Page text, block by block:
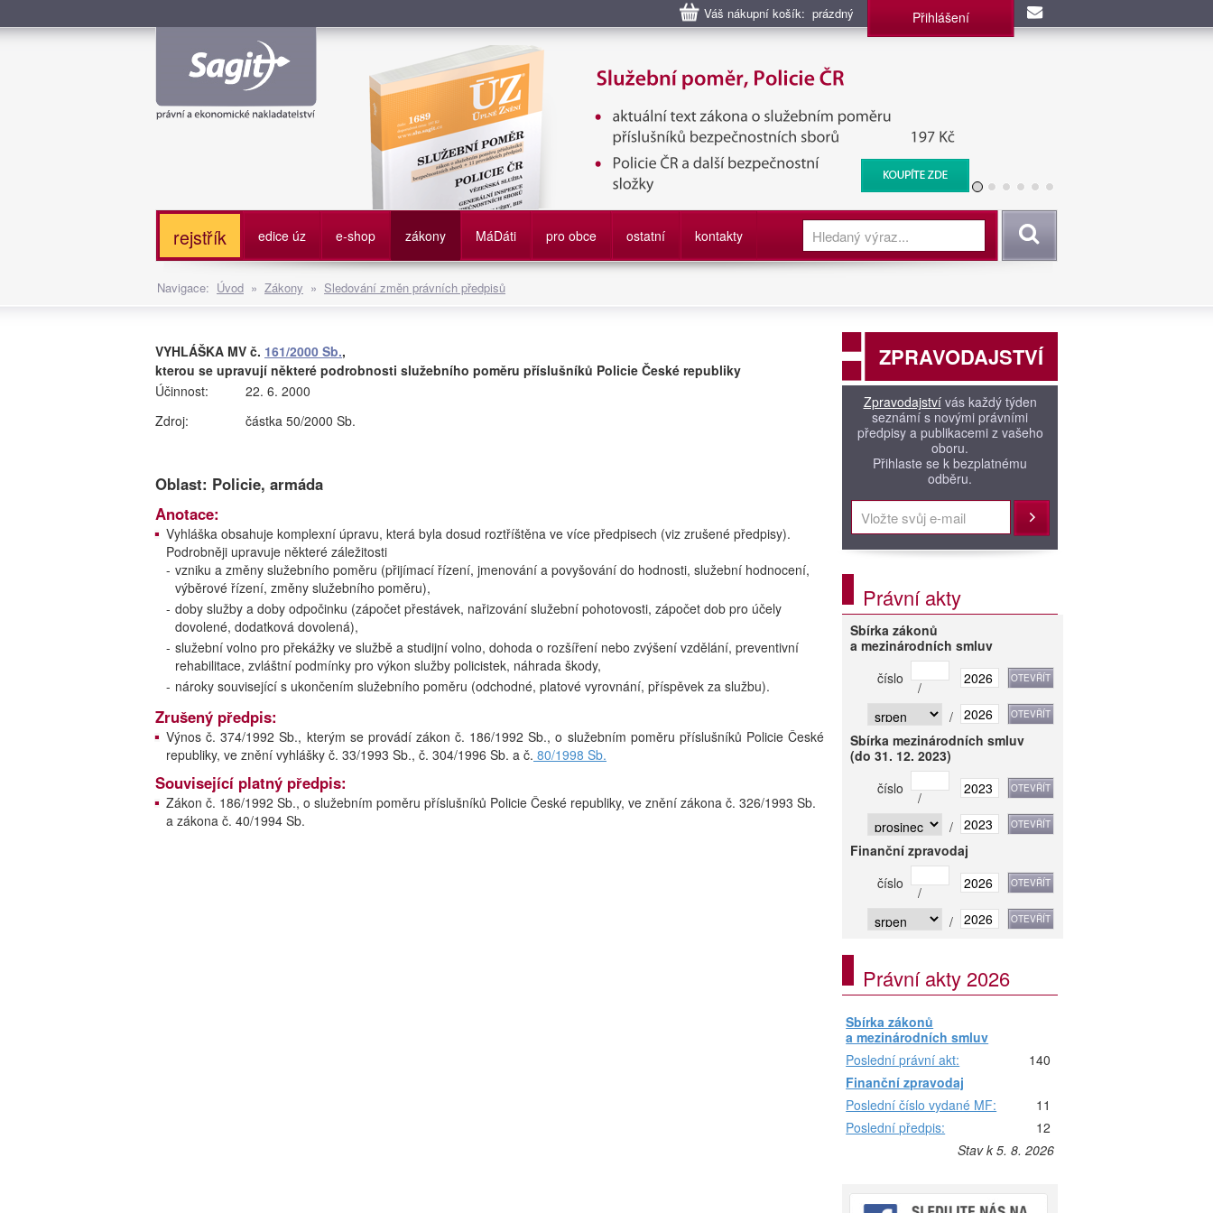
Váš nákupní košík: prázdný Přihlášení
Služební poměr příslušníků bezpečnostních sborů, Policie ČR, Vězeňská služba, BIS, Zpravodajské
služby
rejstřík edice úz e-shop zákony MáDáti pro obce ostatní kontakty Vyhledat
Navigace: Úvod » Zákony » Sledování změn právních předpisů
VYHLÁŠKA MV č. 161/2000 Sb.,
kterou se upravují některé podrobnosti služebního poměru příslušníků Policie České republiky
Účinnost:
22. 6. 2000
Zdroj:
částka 50/2000 Sb.
Oblast: Policie, armáda
Anotace:
Vyhláška obsahuje komplexní úpravu, která byla dosud roztříštěna ve více předpisech (viz zrušené předpisy).
Podrobněji upravuje některé záležitosti
- vzniku a změny služebního poměru (přijímací řízení, jmenování a povyšování do hodnosti, služební hodnocení,
výběrové řízení, změny služebního poměru),
- doby služby a doby odpočinku (zápočet přestávek, nařizování služební pohotovosti, zápočet dob pro účely
dovolené, dodatková dovolená),
- služební volno pro překážky ve službě a studijní volno, dohoda o rozšíření nebo zvýšení vzdělání, preventivní
rehabilitace, zvláštní podmínky pro výkon služby policistek, náhrada škody,
- nároky související s ukončením služebního poměru (odchodné, platové vyrovnání, příspěvek za službu).
Zrušený předpis:
Výnos č. 374/1992 Sb., kterým se provádí zákon č. 186/1992 Sb., o služebním poměru příslušníků Policie České
republiky, ve znění vyhlášky č. 33/1993 Sb., č. 304/1996 Sb. a č. 80/1998 Sb.
Související platný předpis:
Zákon č. 186/1992 Sb., o služebním poměru příslušníků Policie České republiky, ve znění zákona č. 326/1993 Sb.
a zákona č. 40/1994 Sb.
ZPRAVODAJSTVÍ
Zpravodajstvívás každý týden
seznámí s novými právními
předpisy a publikacemi z vašeho
oboru.
Přihlaste se k bezplatnému
odběru.
Přihlásit
Právní akty
Sbírka zákonů
a mezinárodních smluv
číslo
/
/
Sbírka mezinárodních smluv
(do 31. 12. 2023)
číslo
/
/
Finanční zpravodaj
číslo
/
/
Právní akty 2026
Sbírka zákonů
a mezinárodních smluv
Poslední právní akt:
140
Finanční zpravodaj
Poslední číslo vydané MF:
11
Poslední předpis:
12
Stav k 5. 8. 2026